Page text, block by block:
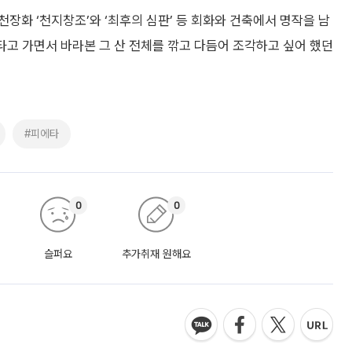
화 ‘천지창조’와 ‘최후의 심판’ 등 회화와 건축에서 명작을 남
가면서 바라본 그 산 전체를 깎고 다듬어 조각하고 싶어 했던
#피에타
슬퍼요
0
추가취재 원해요
0